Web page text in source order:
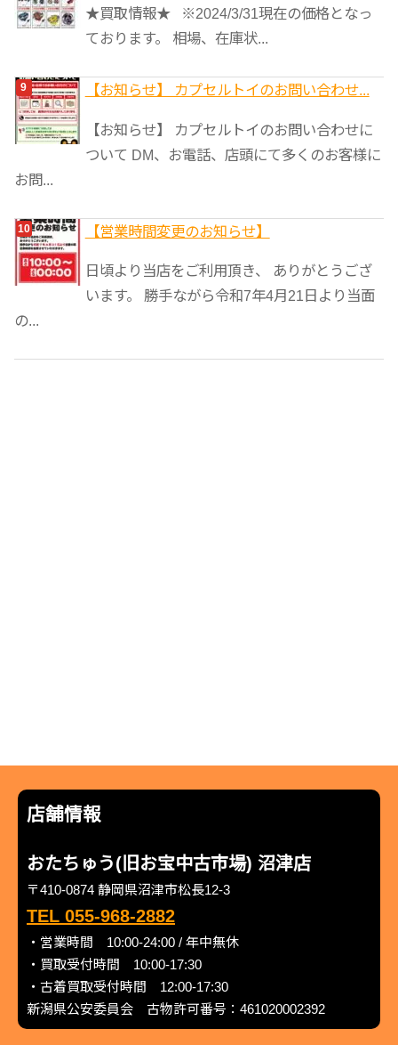
★買取情報★ ※2024/3/31現在の価格となっ
ております。 相場、在庫状...
【お知らせ】 カプセルトイのお問い合わせ...
【お知らせ】 カプセルトイのお問い合わせに
ついて DM、お電話、店頭にて多くのお客様に
お問...
【営業時間変更のお知らせ】
日頃より当店をご利用頂き、 ありがとうござ
います。 勝手ながら令和7年4月21日より当面
の...
店舗情報
おたちゅう(旧お宝中古市場) 沼津店
〒410-0874 静岡県沼津市松長12-3
TEL 055-968-2882
・営業時間 10:00-24:00 / 年中無休
・買取受付時間 10:00-17:30
・古着買取受付時間 12:00-17:30
新潟県公安委員会 古物許可番号：461020002392